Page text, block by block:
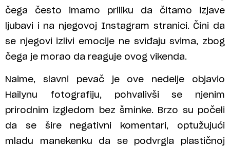
čega često imamo priliku da čitamo izjave
ljubavi i na njegovoj Instagram stranici. Čini da
se njegovi izlivi emocije ne sviđaju svima, zbog
čega je morao da reaguje ovog vikenda.
Naime, slavni pevač je ove nedelje objavio
Hailynu fotografiju, pohvalivši se njenim
prirodnim izgledom bez šminke. Brzo su počeli
da se šire negativni komentari, optužujući
mladu manekenku da se podvrgla plastičnoj